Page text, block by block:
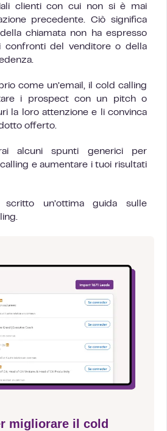
clienti con cui non si è mai
precedente. Ciò significa
chiamata non ha espresso
confronti del venditore o della
come un’email, il cold calling
i prospect con un pitch o
la loro attenzione e li convinca
offerto.
alcuni spunti generici per
e aumentare i tuoi risultati
scritto un’ottima guida sulle
migliorare il cold